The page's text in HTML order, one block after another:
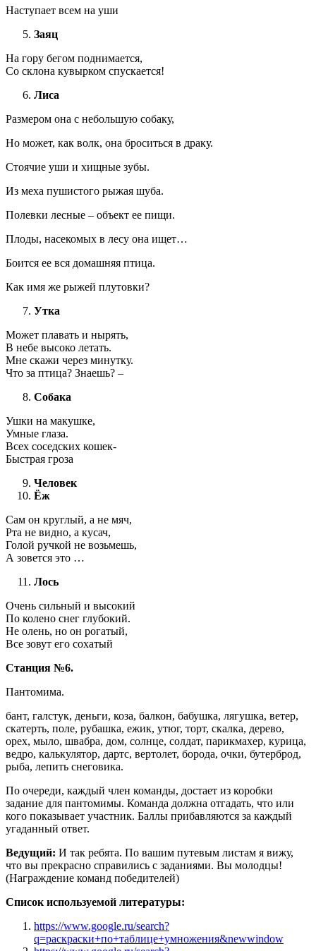
Наступает всем на уши
Заяц
На гору бегом поднимается,
Со склона кувырком спускается!
Лиса
Размером она с небольшую собаку,
Но может, как волк, она броситься в драку.
Стоячие уши и хищные зубы.
Из меха пушистого рыжая шуба.
Полевки лесные – объект ее пищи.
Плоды, насекомых в лесу она ищет…
Боится ее вся домашняя птица.
Как имя же рыжей плутовки?
Утка
Может плавать и нырять,
В небе высоко летать.
Мне скажи через минутку.
Что за птица? Знаешь? –
Собака
Ушки на макушке,
Умные глаза.
Всех соседских кошек-
Быстрая гроза
Человек
Ёж
Сам он круглый, а не мяч,
Рта не видно, а кусач,
Голой ручкой не возьмешь,
А зовется это …
Лось
Очень сильный и высокий
По колено снег глубокий.
Не олень, но он рогатый,
Все зовут его сохатый
Станция №6.
Пантомима.
бант, галстук, деньги, коза, балкон, бабушка, лягушка, ветер,
скатерть, поле, рубашка, ежик, утюг, торт, скалка, дерево,
орех, мыло, швабра, дом, солнце, солдат, парикмахер, курица,
ведро, калькулятор, дартс, вертолет, борода, очки, бутерброд,
рыба, лепить снеговика.
По очереди, каждый член команды, достает из коробки
задание для пантомимы. Команда должна отгадать, что или
кого показывает участник. Баллы прибавляются за каждый
угаданный ответ.
Ведущий: И так ребята. По вашим путевым листам я вижу,
что вы прекрасно справились с заданиями. Вы молодцы!
(Награждение команд победителей)
Список используемой литературы:
https://www.google.ru/search?
q=раскраски+по+таблице+умножения&newwindow